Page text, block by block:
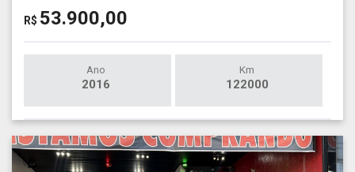
R$ 53.900,00
Ano
2016
Km
122000